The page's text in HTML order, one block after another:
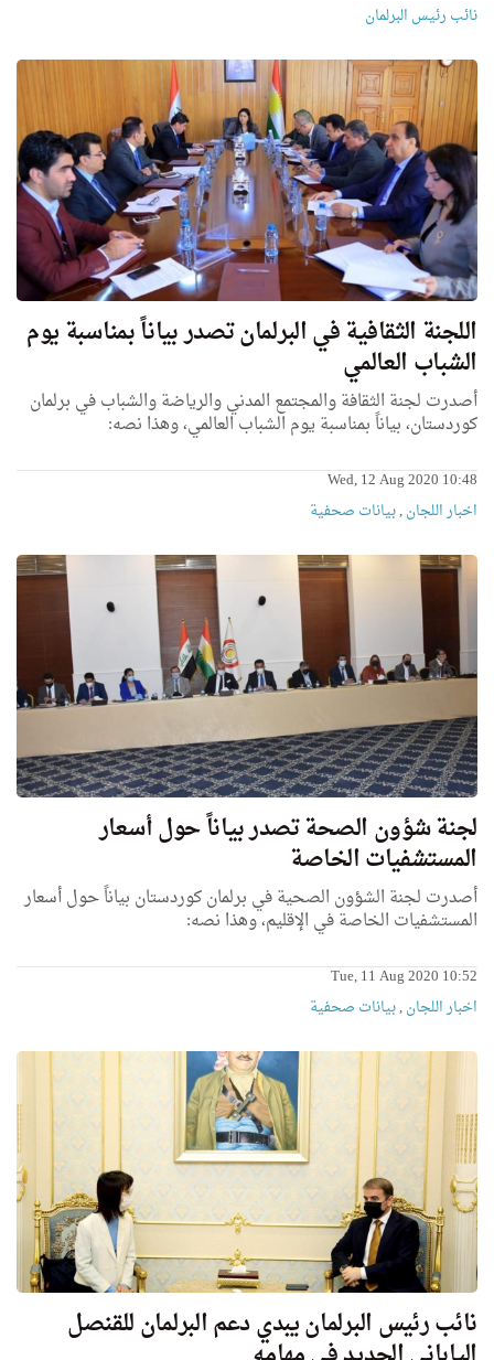
نائب رئیس البرلمان
اللجنة الثقافية في البرلمان تصدر بياناً بمناسبة يوم
الشباب العالمي
أصدرت لجنة الثقافة والمجتمع المدني والرياضة والشباب في برلمان
كوردستان، بياناً بمناسبة يوم الشباب العالمي، وهذا نصه:
Wed, 12 Aug 2020 10:48
اخبار اللجان,بیانات صحفیة
لجنة شؤون الصحة تصدر بياناً حول أسعار
المستشفيات الخاصة
أصدرت لجنة الشؤون الصحية في برلمان كوردستان بياناً حول أسعار
المستشفيات الخاصة في الإقليم، وهذا نصه:
Tue, 11 Aug 2020 10:52
اخبار اللجان,بیانات صحفیة
نائب رئيس البرلمان يبدي دعم البرلمان للقنصل